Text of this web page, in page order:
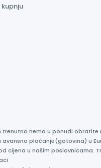
trenutno nema u ponudi
avansno plaćanje(gotovina) u
cijena u našim poslovnicama.